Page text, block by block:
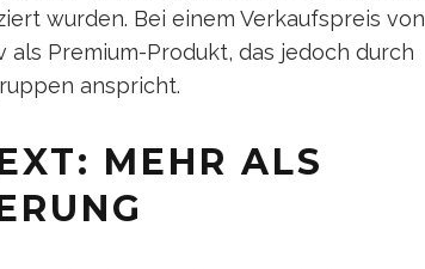
wurden. Bei einem Verkaufspreis von
Premium-Produkt, das jedoch durch
anspricht.
MEHR ALS